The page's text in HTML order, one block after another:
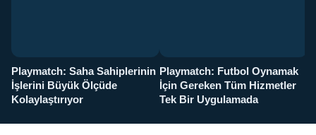
Playmatch: Saha Sahiplerinin
İşlerini Büyük Ölçüde
Kolaylaştırıyor
Playmatch: Futbol Oynamak
İçin Gereken Tüm Hizmetler
Tek Bir Uygulamada